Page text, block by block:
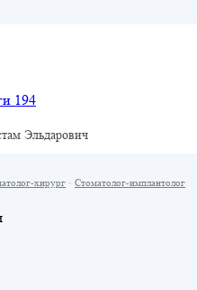
194
Эльдарович
хирург · Стоматолог-имплантолог